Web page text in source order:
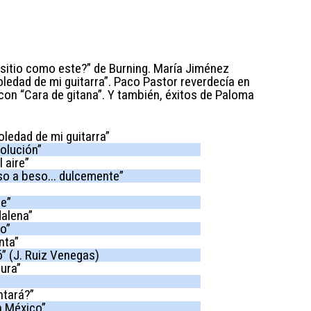
como este?” de Burning. María Jiménez
de mi guitarra”. Paco Pastor reverdecía en
“Cara de gitana”. Y también, éxitos de Paloma
de mi guitarra”
aire”
a beso... dulcemente”
(J. Ruiz Venegas)